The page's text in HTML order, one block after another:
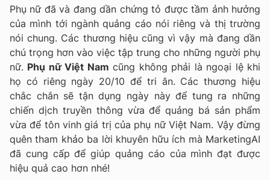
Phụ nữ đã và đang dần chứng tỏ được tầm ảnh hưởng
của mình tới ngành quảng cáo nói riêng và thị trường
nói chung. Các thương hiệu cũng vì vậy mà đang dần
chú trọng hơn vào việc tập trung cho những người phụ
nữ. Phụ nữ Việt Nam cũng không phải là ngoại lệ khi
họ có riêng ngày 20/10 để tri ân. Các thương hiệu
chắc chắn sẽ tận dụng ngày này để tung ra những
chiến dịch truyền thông vừa để quảng bá sản phẩm
vừa để tôn vinh giá trị của phụ nữ Việt Nam. Vậy đừng
quên tham khảo ba lời khuyên hữu ích mà MarketingAI
đã cung cấp để giúp quảng cáo của mình đạt được
hiệu quả cao hơn nhé!